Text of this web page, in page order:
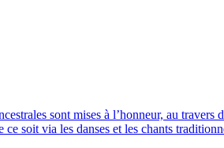
sont mises à l’honneur, au travers
soit via les danses et les chants